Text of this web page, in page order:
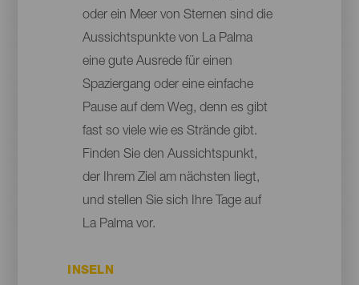
oder ein Meer von Sternen sind die
Aussichtspunkte von La Palma
eine gute Ausrede für einen
Spaziergang oder eine einfache
Pause auf dem Weg, denn es gibt
fast so viele wie es Strände gibt.
Finden Sie den Aussichtspunkt,
der Ihrem Ziel am nächsten liegt,
und stellen Sie sich Ihre Tage auf
La Palma vor.
INSELN